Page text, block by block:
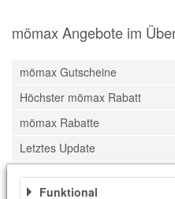
mömax Angebote im
mömax Gutscheine
Höchster mömax Rabatt
mömax Rabatte
Letztes Update
Kategorien
Funktional